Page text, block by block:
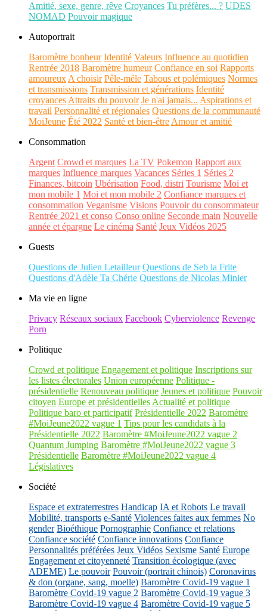
Amitié, sexe, genre, rêve Croyances Tu préfères... ? UDES
NOMAD Pouvoir magique
Autoportrait
Baromètre bonheur Identité Valeurs Influence au quotidien
Rentrée 2018 Baromètre humeur Confiance en soi Rapports
amoureux A choisir Pêle-mêle Tabous et polémiques Normes
et transmissions Transmission et générations Identité
croyances Attraits du pouvoir Je n'ai jamais... Aspirations et
travail Personnalité et régionales Questions de la communauté
MoiJeune Été 2022 Santé et bien-être Amour et amitié
Consommation
Argent Crowd et marques La TV Pokemon Rapport aux
marques Influence marques Vacances Séries 1 Séries 2
Finances, bitcoin Ubérisation Food, distri Tourisme Moi et
mon mobile 1 Moi et mon mobile 2 Confiance marques et
consommation Veganisme Visions Pouvoir du consommateur
Rentrée 2021 et conso Conso online Seconde main Nouvelle
année et épargne Le cinéma Santé Jeux Vidéos 2025
Guests
Questions de Julien Letailleur Questions de Seb la Frite
Questions d'Adèle Ta Chérie Questions de Nicolas Minier
Ma vie en ligne
Privacy Réseaux sociaux Facebook Cyberviolence Revenge
Porn
Politique
Crowd et politique Engagement et politique Inscriptions sur
les listes électorales Union européenne Politique -
présidentielle Renouveau politique Jeunes et politique Pouvoir
citoyen Europe et présidentielles Actualité et politique
Politique baro et participatif Présidentielle 2022 Baromètre
#MoiJeune2022 vague 1 Tips pour les candidats à la
Présidentielle 2022 Baromètre #MoiJeune2022 vague 2
Quantum Jumping Baromètre #MoiJeune2022 vague 3
Présidentielle Baromètre #MoiJeune2022 vague 4
Législatives
Société
Espace et extraterrestres Handicap IA et Robots Le travail
Mobilité, transports e-Santé Violences faites aux femmes No
gender Bioéthique Pornographie Confiance et relations
Confiance société Confiance innovations Confiance
Personnalités préférées Jeux Vidéos Sexisme Santé Europe
Engagement et citoyenneté Transition écologique (avec
ADEME) Le pouvoir Pouvoir (portrait chinois) Coronavirus
& don (organe, sang, moelle) Baromètre Covid-19 vague 1
Baromètre Covid-19 vague 2 Baromètre Covid-19 vague 3
Baromètre Covid-19 vague 4 Baromètre Covid-19 vague 5